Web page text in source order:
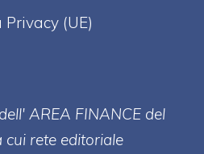
(UE)
AREA FINANCE del
rete editoriale